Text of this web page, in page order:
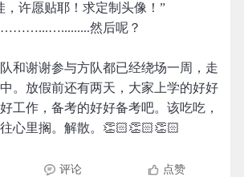
，许愿贴耶！求定制头像！”
然后呢？
和谢谢参与方队都已经绕场一周，走
。放假前还有两天，大家上学的好好
工作，备考的好好备考吧。该吃吃，
心里搁。解散。👏🏻👏🏻👏🏻
评论 点赞